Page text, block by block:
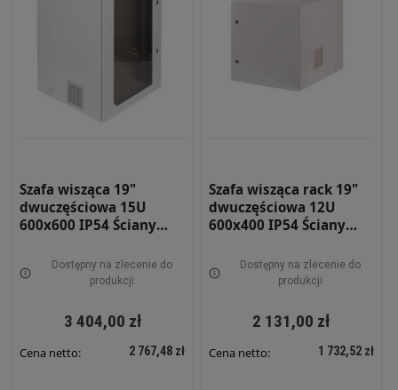
Szafa wisząca 19"
dwuczęściowa 15U
600x600 IP54 Ściany
szybą Zewnętrzna RAL
7035 szara SWKD19-15U-
Dostępny na zlecenie do
produkcji
3 404,00 zł
Cena netto: 2 767,48 zł
Szafa wisząca rack 19"
dwuczęściowa 12U
600x400 IP54 Ściany
pełne Wewnętrzna RAL
7035 szara SWKD19-12U-
Dostępny na zlecenie do
produkcji
2 131,00 zł
Cena netto: 1 732,52 zł